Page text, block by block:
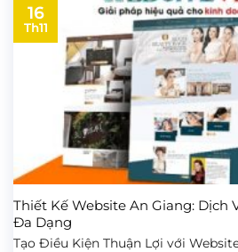
Thiết Kế Website An Giang: Dịch
Đa Dạng
Tạo Điều Kiện Thuận Lợi với
16
Th11